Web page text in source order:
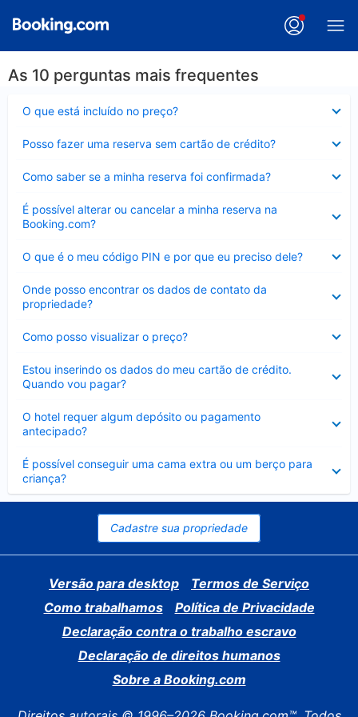
As 10 perguntas mais frequentes
O que está incluído no preço?
Posso fazer uma reserva sem cartão de crédito?
Como saber se a minha reserva foi confirmada?
É possível alterar ou cancelar a minha reserva na
Booking.com?
Contraído
O que é o meu código PIN e por que eu preciso dele?
Onde posso encontrar os dados de contato da
propriedade?
Como posso visualizar o preço?
Estou inserindo os dados do meu cartão de crédito.
Quando vou pagar?
O hotel requer algum depósito ou pagamento
antecipado?
É possível conseguir uma cama extra ou um berço para
criança?
Contraído
Cadastre sua propriedade
Versão para desktop
Termos de Serviço
Como trabalhamos
Política de Privacidade
Declaração contra o trabalho escravo
Declaração de direitos humanos
Sobre a Booking.com